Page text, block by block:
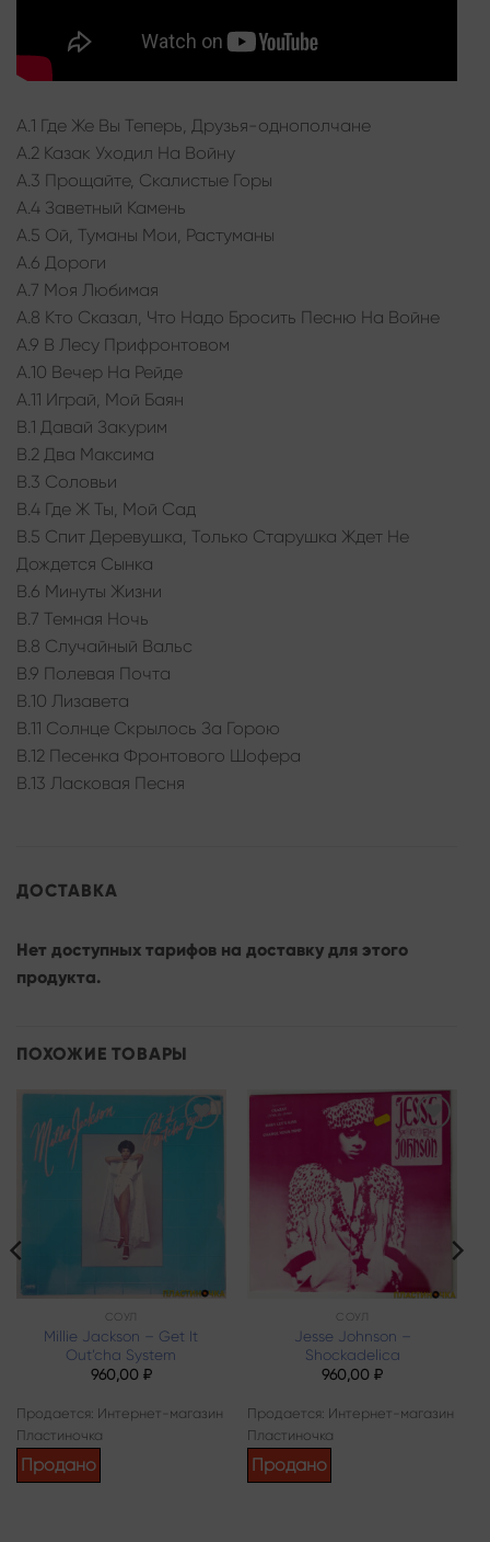
A.1 Где Же Вы Теперь, Друзья-однополчане
A.2 Казак Уходил На Войну
A.3 Прощайте, Скалистые Горы
A.4 Заветный Камень
A.5 Ой, Туманы Мои, Растуманы
A.6 Дороги
A.7 Моя Любимая
A.8 Кто Сказал, Что Надо Бросить Песню На Войне
A.9 В Лесу Прифронтовом
A.10 Вечер На Рейде
A.11 Играй, Мой Баян
B.1 Давай Закурим
B.2 Два Максима
B.3 Соловьи
B.4 Где Ж Ты, Мой Сад
B.5 Спит Деревушка, Только Старушка Ждет Не
Дождется Сынка
B.6 Минуты Жизни
B.7 Темная Ночь
B.8 Случайный Вальс
B.9 Полевая Почта
B.10 Лизавета
B.11 Солнце Скрылось За Горою
B.12 Песенка Фронтового Шофера
B.13 Ласковая Песня
ДОСТАВКА
Нет доступных тарифов на доставку для этого
продукта.
ПОХОЖИЕ ТОВАРЫ
Add to
СОУЛ
Millie Jackson – Get It
Out’cha System
960,00 ₽
Продается: Интернет-магазин
Пластиночка
Продано
Add to
wishlist
СОУЛ
Jesse Johnson –
Shockadelica
960,00₽
Продается: Интернет-магазин
Пластиночка
Продано